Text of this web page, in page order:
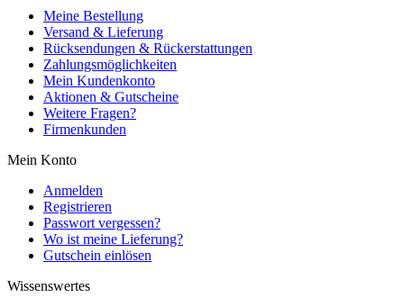
Meine Bestellung
Versand & Lieferung
Rücksendungen & Rückerstattungen
Zahlungsmöglichkeiten
Mein Kundenkonto
Aktionen & Gutscheine
Weitere Fragen?
Firmenkunden
Mein Konto
Anmelden
Registrieren
Passwort vergessen?
Wo ist meine Lieferung?
Gutschein einlösen
Wissenswertes